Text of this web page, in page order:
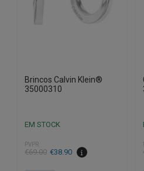
Brincos Calvin Klein®
35000310
EM STOCK
PVPR
€69.00
O
€38.90
O